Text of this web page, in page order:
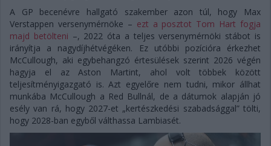
A GP becenévre hallgató szakember azon túl, hogy Max
Verstappen versenymérnöke – ezt a posztot Tom Hart fogja
majd betölteni –, 2022 óta a teljes versenymérnöki stábot is
irányítja a nagydíjhétvégéken. Ez utóbbi pozícióra érkezhet
McCullough, aki egybehangzó értesülések szerint 2026 végén
hagyja el az Aston Martint, ahol volt többek között
teljesítményigazgató is. Azt egyelőre nem tudni, mikor állhat
munkába McCullough a Red Bullnál, de a dátumok alapján jó
esély van rá, hogy 2027-et „kertészkedési szabadsággal” tölti,
hogy 2028-ban egyből válthassa Lambiasét.